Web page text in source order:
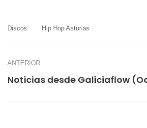
Discos Hip Hop Asturias
ANTERIOR
Noticias desde Galiciaflow